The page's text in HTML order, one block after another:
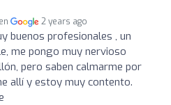
2 years ago
buenos profesionales , un
me pongo muy nervioso
pero saben calmarme por
allí y estoy muy contento.